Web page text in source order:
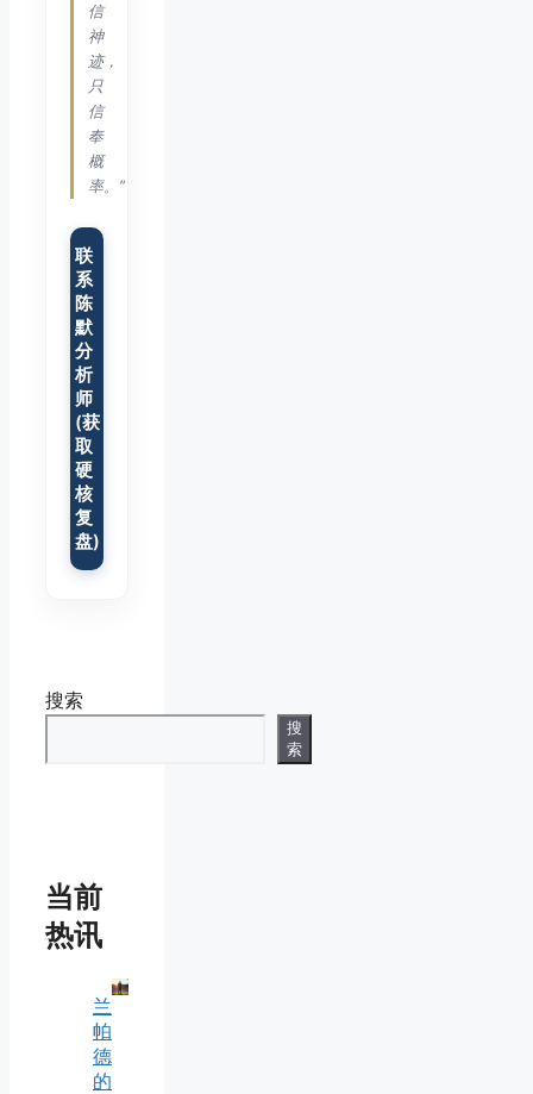
信
神
迹，
只
信
奉
概
率。”
联
系
陈
默
分
析
师
(获
取
硬
核
复
盘)
搜索
搜
索
当前
热讯
兰
帕
德
的